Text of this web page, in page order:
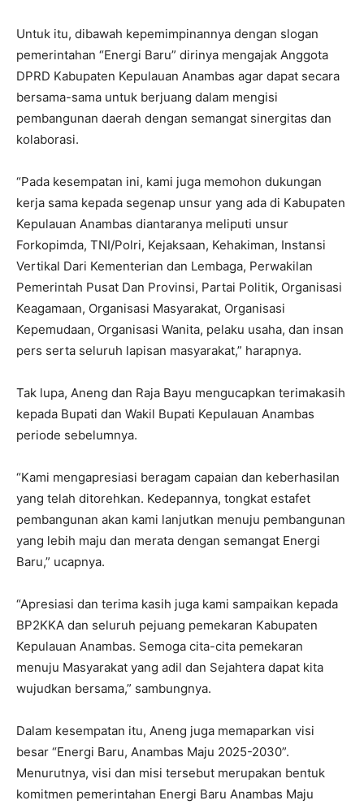
Untuk itu, dibawah kepemimpinannya dengan slogan
pemerintahan “Energi Baru” dirinya mengajak Anggota
DPRD Kabupaten Kepulauan Anambas agar dapat secara
bersama-sama untuk berjuang dalam mengisi
pembangunan daerah dengan semangat sinergitas dan
kolaborasi.
“Pada kesempatan ini, kami juga memohon dukungan
kerja sama kepada segenap unsur yang ada di Kabupaten
Kepulauan Anambas diantaranya meliputi unsur
Forkopimda, TNI/Polri, Kejaksaan, Kehakiman, Instansi
Vertikal Dari Kementerian dan Lembaga, Perwakilan
Pemerintah Pusat Dan Provinsi, Partai Politik, Organisasi
Keagamaan, Organisasi Masyarakat, Organisasi
Kepemudaan, Organisasi Wanita, pelaku usaha, dan insan
pers serta seluruh lapisan masyarakat,” harapnya.
Tak lupa, Aneng dan Raja Bayu mengucapkan terimakasih
kepada Bupati dan Wakil Bupati Kepulauan Anambas
periode sebelumnya.
“Kami mengapresiasi beragam capaian dan keberhasilan
yang telah ditorehkan. Kedepannya, tongkat estafet
pembangunan akan kami lanjutkan menuju pembangunan
yang lebih maju dan merata dengan semangat Energi
Baru,” ucapnya.
“Apresiasi dan terima kasih juga kami sampaikan kepada
BP2KKA dan seluruh pejuang pemekaran Kabupaten
Kepulauan Anambas. Semoga cita-cita pemekaran
menuju Masyarakat yang adil dan Sejahtera dapat kita
wujudkan bersama,” sambungnya.
Dalam kesempatan itu, Aneng juga memaparkan visi
besar “Energi Baru, Anambas Maju 2025-2030”.
Menurutnya, visi dan misi tersebut merupakan bentuk
komitmen pemerintahan Energi Baru Anambas Maju